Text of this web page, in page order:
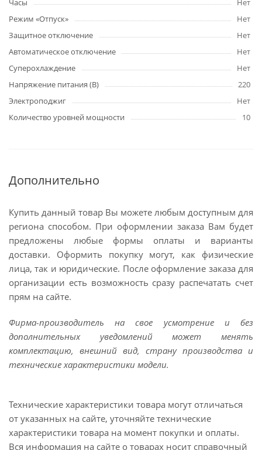
Часы
Нет
Режим «Отпуск»
Нет
Защитное отключение
Нет
Автоматическое отключение
Нет
Суперохлаждение
Нет
Напряжение питания (В)
220
Электроподжиг
Нет
Количество уровней мощности
10
Дополнительно
Купить данный товар Вы можете любым доступным для
региона способом. При оформлении заказа Вам будет
предложены любые формы оплаты и варианты
доставки. Оформить покупку могут, как физические
лица, так и юридические. После оформление заказа для
организации есть возможность сразу распечатать счет
прям на сайте.
Фирма-производитель на свое усмотрение и без
дополнительных уведомлений может менять
комплектацию, внешний вид, страну производства и
технические характеристики модели.
Технические характеристики товара могут отличаться
от указанных на сайте, уточняйте технические
характеристики товара на момент покупки и оплаты.
Вся информация на сайте о товарах носит справочный